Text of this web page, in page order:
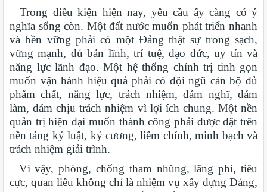
Trong điều kiện hiện nay, yêu cầu ấy càng có ý
nghĩa sống còn. Một đất nước muốn phát triển nhanh
và bền vững phải có một Đảng thật sự trong sạch,
vững mạnh, đủ bản lĩnh, trí tuệ, đạo đức, uy tín và
năng lực lãnh đạo. Một hệ thống chính trị tinh gọn
muốn vận hành hiệu quả phải có đội ngũ cán bộ đủ
phẩm chất, năng lực, trách nhiệm, dám nghĩ, dám
làm, dám chịu trách nhiệm vì lợi ích chung. Một nền
quản trị hiện đại muốn thành công phải được đặt trên
nền tảng kỷ luật, kỷ cương, liêm chính, minh bạch và
trách nhiệm giải trình.
Vì vậy, phòng, chống tham nhũng, lãng phí, tiêu
cực, quan liêu không chỉ là nhiệm vụ xây dựng Đảng,